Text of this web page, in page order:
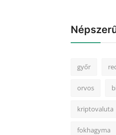
győr
orvos
kriptovaluta
fokhagyma